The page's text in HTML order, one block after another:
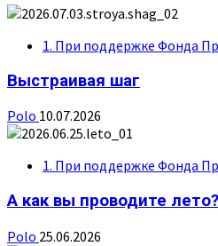
1. При поддержке Фонда
Выстраивая шаг
Polo 10.07.2026
1. При поддержке Фонда
А как вы проводите лето?
Polo 25.06.2026